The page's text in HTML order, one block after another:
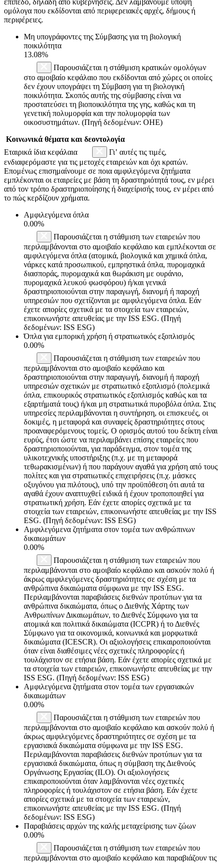
ομόλογα που εκδίδονται από περιφερειακές αρχές, δήμους ή
περιφέρειες.
Μη υπογράφοντες της Σύμβασης για τη βιολογική
ποικιλότητα
13.08%
Παρουσιάζεται η στάθμιση κρατικών ομολόγων
στο αμοιβαίο κεφάλαιο που εκδίδονται από χώρες οι οποίες
δεν έχουν υπογράψει τη Σύμβαση για τη βιολογική
ποικιλότητα. Σκοπός αυτής της σύμβασης είναι να
προστατεύσει τη βιοποικιλότητα της γης, καθώς και τη
γενετική πολυμορφία και την πολυμορφία των
οικοσυστημάτων. (Πηγή δεδομένων: ΟΗΕ)
Κοινωνικά θέματα και δεοντολογία
Εταιρικά ίδια κεφάλαια
Γι’ αυτές τις τιμές,
ενδιαφερόμαστε για τις μετοχές εταιρειών και όχι κρατών.
Επομένως επισημαίνουμε σε ποια αμφιλεγόμενα ζητήματα
εμπλέκονται οι εταιρείες με βάση τη δραστηριότητά τους, εν μέρει
από τον τρόπο δραστηριοποίησης ή διαχείρισής τους, εν μέρει από
το πώς κερδίζουν χρήματα.
Αμφιλεγόμενα όπλα
0.00%
Παρουσιάζεται η στάθμιση των εταιρειών που
περιλαμβάνονται στο αμοιβαίο κεφάλαιο και εμπλέκονται σε
αμφιλεγόμενα όπλα (ατομικά, βιολογικά και χημικά όπλα,
νάρκες κατά προσωπικού, εμπρηστικά όπλα, πυρομαχικά
διασποράς, πυρομαχικά και θωράκιση με ουράνιο,
πυρομαχικά λευκού φωσφόρου) ή/και γενικά
δραστηριοποιούνται στην παραγωγή, διανομή ή παροχή
υπηρεσιών που σχετίζονται με αμφιλεγόμενα όπλα. Εάν
έχετε απορίες σχετικά με τα στοιχεία των εταιρειών,
επικοινωνήστε απευθείας με την ISS ESG. (Πηγή
δεδομένων: ISS ESG)
Όπλα για εμπορική χρήση ή στρατιωτικός εξοπλισμός
0.00%
Παρουσιάζεται η στάθμιση των εταιρειών που
περιλαμβάνονται στο αμοιβαίο κεφάλαιο και
δραστηριοποιούνται στην παραγωγή, διανομή ή παροχή
υπηρεσιών σχετικών με στρατιωτικό εξοπλισμό (πολεμικά
όπλα, επικουρικός στρατιωτικός εξοπλισμός καθώς και τα
εξαρτήματά τους) ή/και μη στρατιωτικά πυροβόλα όπλα. Στις
υπηρεσίες περιλαμβάνονται η συντήρηση, οι επισκευές, οι
δοκιμές, η μεταφορά και συναφείς δραστηριότητες στους
προαναφερόμενους τομείς. Ο ορισμός αυτού του δείκτη είναι
ευρύς, έτσι ώστε να περιλαμβάνει επίσης εταιρείες που
δραστηριοποιούνται, για παράδειγμα, στον τομέα της
υλικοτεχνικής υποστήριξης (π.χ. με τη μεταφορά
τεθωρακισμένων) ή που παράγουν αγαθά για χρήση από τους
πολίτες και για στρατιωτικές επιχειρήσεις (π.χ. μάσκες
οξυγόνου για πιλότους), υπό την προϋπόθεση ότι αυτά τα
αγαθά έχουν αναπτυχθεί ειδικά ή έχουν τροποποιηθεί για
στρατιωτική χρήση. Εάν έχετε απορίες σχετικά με τα
στοιχεία των εταιρειών, επικοινωνήστε απευθείας με την ISS
ESG. (Πηγή δεδομένων: ISS ESG)
Αμφιλεγόμενα ζητήματα στον τομέα των ανθρώπινων
δικαιωμάτων
0.00%
Παρουσιάζεται η στάθμιση των εταιρειών που
περιλαμβάνονται στο αμοιβαίο κεφάλαιο και ασκούν πολύ ή
άκρως αμφιλεγόμενες δραστηριότητες σε σχέση με τα
ανθρώπινα δικαιώματα σύμφωνα με την ISS ESG.
Περιλαμβάνονται παραβιάσεις διεθνών προτύπων για τα
ανθρώπινα δικαιώματα, όπως ο Διεθνής Χάρτης των
Ανθρωπίνων Δικαιωμάτων, το Διεθνές Σύμφωνο για τα
ατομικά και πολιτικά δικαιώματα (ICCPR) ή το Διεθνές
Σύμφωνο για τα οικονομικά, κοινωνικά και μορφωτικά
δικαιώματα (ICESCR). Οι αξιολογήσεις επικαιροποιούνται
όταν είναι διαθέσιμες νέες σχετικές πληροφορίες ή
τουλάχιστον σε ετήσια βάση. Εάν έχετε απορίες σχετικά με
τα στοιχεία των εταιρειών, επικοινωνήστε απευθείας με την
ISS ESG. (Πηγή δεδομένων: ISS ESG)
Αμφιλεγόμενα ζητήματα στον τομέα των εργασιακών
δικαιωμάτων
0.00%
Παρουσιάζεται η στάθμιση των εταιρειών που
περιλαμβάνονται στο αμοιβαίο κεφάλαιο και ασκούν πολύ ή
άκρως αμφιλεγόμενες δραστηριότητες σε σχέση με τα
εργασιακά δικαιώματα σύμφωνα με την ISS ESG.
Περιλαμβάνονται παραβιάσεις διεθνών προτύπων για τα
εργασιακά δικαιώματα, όπως η σύμβαση της Διεθνούς
Οργάνωσης Εργασίας (ILO). Οι αξιολογήσεις
επικαιροποιούνται όταν λαμβάνονται νέες σχετικές
πληροφορίες ή τουλάχιστον σε ετήσια βάση. Εάν έχετε
απορίες σχετικά με τα στοιχεία των εταιρειών,
επικοινωνήστε απευθείας με την ISS ESG. (Πηγή
δεδομένων: ISS ESG)
Παραβιάσεις αρχών της καλής μεταχείρισης των ζώων
0.00%
Παρουσιάζεται η στάθμιση των εταιρειών που
περιλαμβάνονται στο αμοιβαίο κεφάλαιο και παραβιάζουν τις